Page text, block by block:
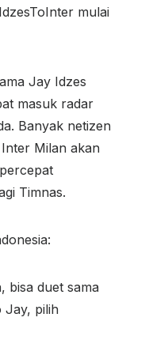
mulai
Jay Idzes
masuk radar
Banyak netizen
Milan akan
Timnas.
bisa duet sama
Jay, pilih